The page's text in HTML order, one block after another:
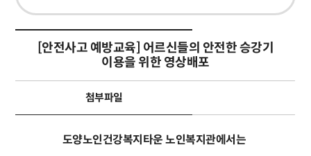
[안전사고 예방교육] 어르신들의 안전한 승강기
이용을 위한 영상배포
첨부파일
도양노인건강복지타운 노인복지관에서는